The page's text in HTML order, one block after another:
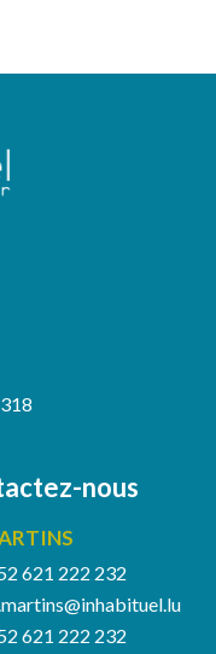
nous
621 222 232
621 222 232